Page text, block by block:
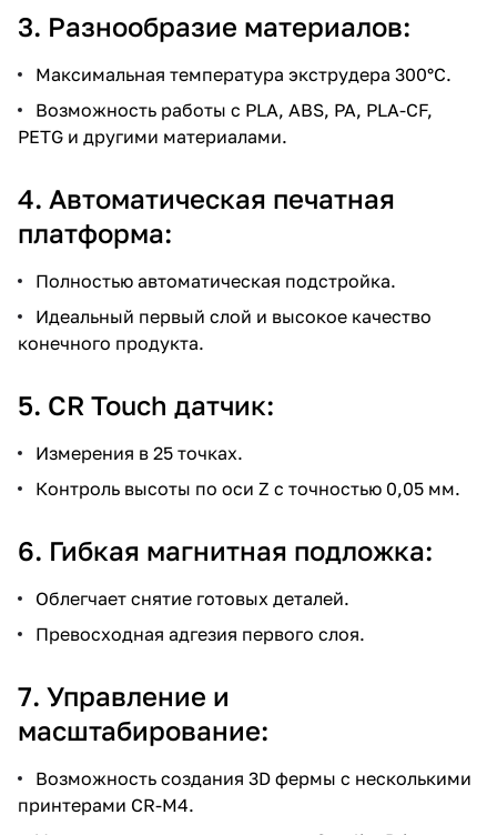
3. Разнообразие материалов:
Максимальная температура экструдера 300°C.
Возможность работы с PLA, ABS, PA, PLA-CF,
PETG и другими материалами.
4. Автоматическая печатная
платформа:
Полностью автоматическая подстройка.
Идеальный первый слой и высокое качество
конечного продукта.
5. CR Touch датчик:
Измерения в 25 точках.
Контроль высоты по оси Z с точностью 0,05 мм.
6. Гибкая магнитная подложка:
Облегчает снятие готовых деталей.
Превосходная адгезия первого слоя.
7. Управление и
масштабирование:
Возможность создания 3D фермы с несколькими
принтерами CR-M4.